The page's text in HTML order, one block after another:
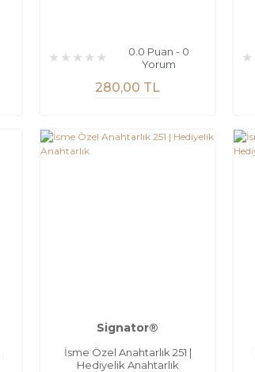
0.0 Puan - 0
Yorum
280,00 TL
Signator®
İsme Özel Anahtarlık 251 |
Hediyelik Anahtarlık